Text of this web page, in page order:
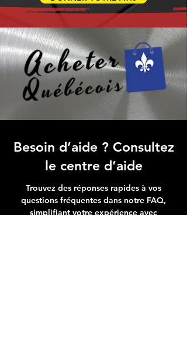
Besoin d’aide ? Consultez
le centre d’aide
Trouvez des réponses rapides à vos
questions fréquentes dans notre FAQ,
simplifiant votre expérience avec